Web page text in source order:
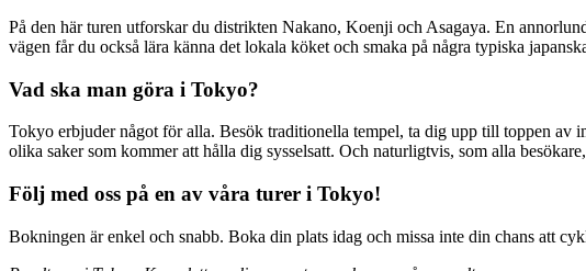
På den här turen utforskar du distrikten Nakano, Koenji och Asagaya. En
vägen får du också lära känna det lokala köket och smaka på några typiska
Vad ska man göra i Tokyo?
Tokyo erbjuder något för alla. Besök traditionella tempel, ta dig upp till toppen
olika saker som kommer att hålla dig sysselsatt. Och naturligtvis, som alla
Följ med oss på en av våra turer i Tokyo!
Bokningen är enkel och snabb. Boka din plats idag och missa inte din chans att